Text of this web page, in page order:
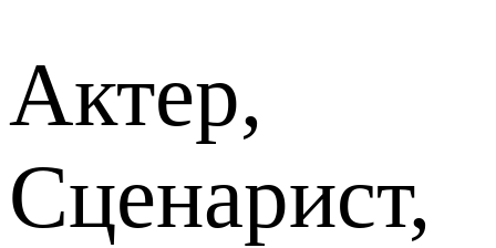
Актер,
Сценарист,